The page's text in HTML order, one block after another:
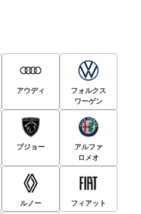
アウディ
フォルクス
ワーゲン
プジョー
アルファ
ロメオ
ルノー フィアット